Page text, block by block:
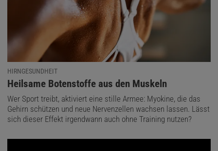
HIRNGESUNDHEIT
:
Heilsame Botenstoffe aus den Muskeln
Wer Sport treibt, aktiviert eine stille Armee: Myokine, die das
Gehirn schützen und neue Nervenzellen wachsen lassen. Lässt
sich dieser Effekt irgendwann auch ohne Training nutzen?